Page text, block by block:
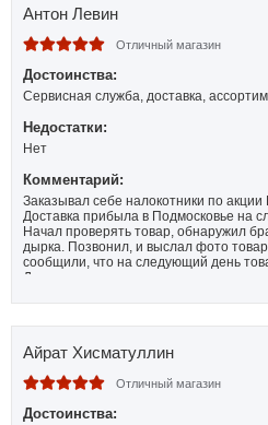
Антон Левин
Отличный магазин
Достоинства:
Сервисная служба, доставка,
Недостатки:
Нет
Комментарий:
Заказывал себе налокотники по акции
Доставка прибыла в Подмосковье на
Начал проверять товар, обнаружил
дырка. Позвонил, и выслал фото
сообщили, что на следующий день
Доставка выше всяких похвал, все
Всем рекомендую заказывать в
ведь форс-мажор всегда возможен, а
клиентоориентированна. Заказываю
Коллективу магазина огромный Респект!
Айрат Хисматуллин
Отличный магазин
Достоинства: